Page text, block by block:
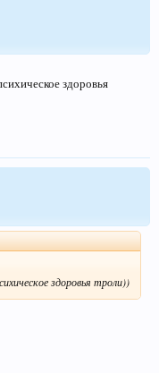
здоровья
здоровья троли))